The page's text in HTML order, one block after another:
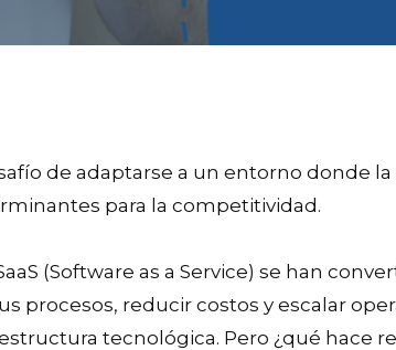
de adaptarse a un entorno donde la
para la competitividad.
(Software as a Service) se han
procesos, reducir costos y escalar
tecnológica. Pero ¿qué hace